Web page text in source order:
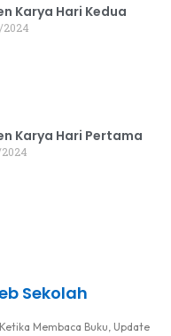
Karya Hari Kedua
2024
Karya Hari Pertama
2024
Sekolah
Membaca Buku, Update